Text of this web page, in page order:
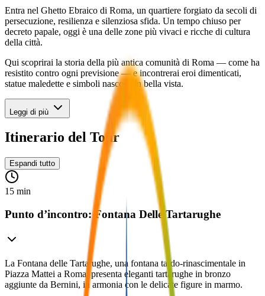
Entra nel Ghetto Ebraico di Roma, un quartiere forgiato da secoli di
persecuzione, resilienza e silenziosa sfida. Un tempo chiuso per
decreto papale, oggi è una delle zone più vivaci e ricche di cultura
della città.
Qui scoprirai la storia della più antica comunità di Roma — come ha
resistito contro ogni previsione — e incontrerai eroi dimenticati,
statue maledette e simboli nascosti in bella vista.
Leggi di più
Itinerario del Tour
Espandi tutto
15 min
Punto d’incontro: Fontana Delle Tartarughe
La Fontana delle Tartarughe, una fontana tardo-rinascimentale in
Piazza Mattei a Roma, presenta eleganti tartarughe in bronzo
aggiunte da Bernini, in armonia con le delicate figure in marmo.